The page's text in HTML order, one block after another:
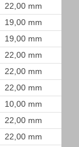
22,00 mm
19,00 mm
19,00 mm
22,00 mm
22,00 mm
22,00 mm
10,00 mm
22,00 mm
22,00 mm